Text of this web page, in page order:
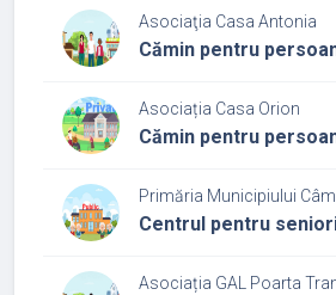
Asociaţia Casa Antonia
Cămin pentru
Asociația Casa Orion
Cămin pentru
Primăria Municipiului
Centrul pentru
Asociația GAL Poarta